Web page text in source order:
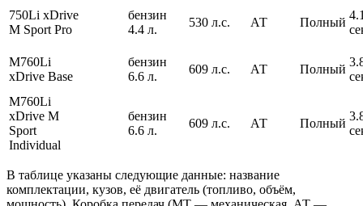
750Li xDrive
M Sport Pro
бензин
4.4 л.
530 л.с. АТ Полный
M760Li
xDrive Base
бензин
6.6 л.
609 л.с. АТ Полный
M760Li
xDrive M
Sport
Individual
бензин
6.6 л.
609 л.с. АТ Полный
В таблице указаны следующие данные: название
комплектации, кузов, её двигатель (топливо, объём,